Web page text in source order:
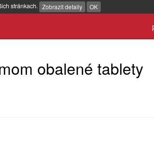
stránkach. Zobrazit detaily OK
obalené tablety